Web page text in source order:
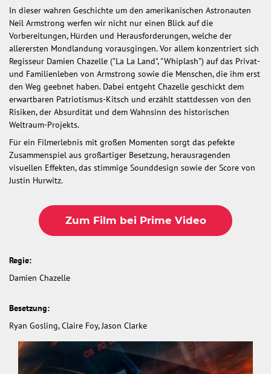
In dieser wahren Geschichte um den amerikanischen Astronauten
Neil Armstrong werfen wir nicht nur einen Blick auf die
Vorbereitungen, Hürden und Herausforderungen, welche der
allerersten Mondlandung vorausgingen. Vor allem konzentriert sich
Regisseur Damien Chazelle ("La La Land", "Whiplash") auf das Privat-
und Familienleben von Armstrong sowie die Menschen, die ihm erst
den Weg geebnet haben. Dabei entgeht Chazelle geschickt dem
erwartbaren Patriotismus-Kitsch und erzählt stattdessen von den
Risiken, der Absurdität und dem Wahnsinn des historischen
Weltraum-Projekts.
Für ein Filmerlebnis mit großen Momenten sorgt das pefekte
Zusammenspiel aus großartiger Besetzung, herausragenden
visuellen Effekten, das stimmige Sounddesign sowie der Score von
Justin Hurwitz.
Zum Film bei Prime Video
Regie:
Damien Chazelle
Besetzung:
Ryan Gosling, Claire Foy, Jason Clarke